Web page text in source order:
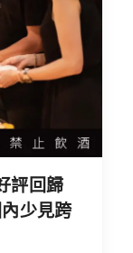
評回歸
少見跨